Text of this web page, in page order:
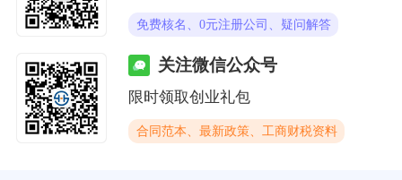
免费核名、0元注册公司、疑问解答
关注微信公众号
限时领取创业礼包
合同范本、最新政策、工商财税资料